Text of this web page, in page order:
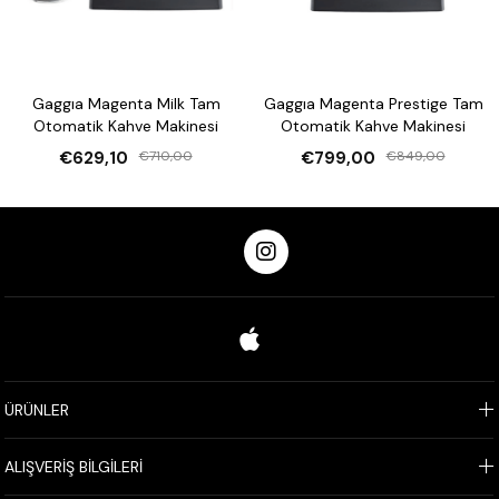
Gaggıa Magenta Milk Tam
Otomatik Kahve Makinesi
€629,10 €710,00
Gaggıa Magenta Prestige Tam
Otomatik Kahve Makinesi
€799,00 €849,00
ÜRÜNLER
ALIŞVERİŞ BİLGİLERİ